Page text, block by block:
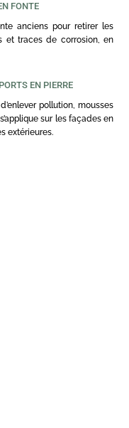
FONTE
anciens pour retirer les
et traces de corrosion, en
EN PIERRE
pollution, mousses
sur les façades en
extérieures.